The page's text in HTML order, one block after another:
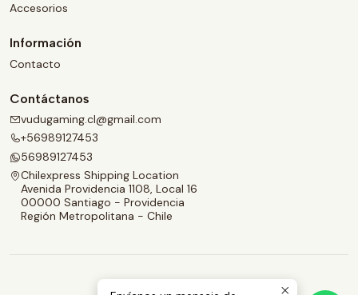
Accesorios
Información
Contacto
Contáctanos
vudugaming.cl@gmail.com
+56989127453
56989127453
Chilexpress Shipping Location
Avenida Providencia 1108, Local 16
00000 Santiago - Providencia
Región Metropolitana - Chile